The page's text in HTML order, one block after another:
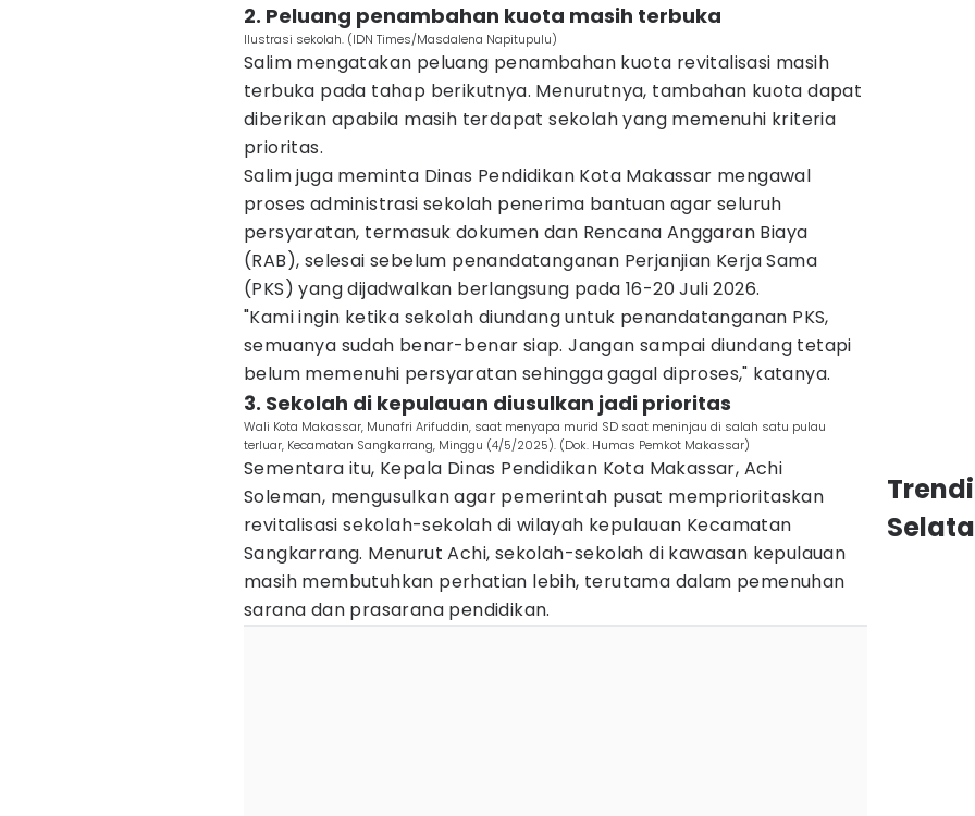
2. Peluang penambahan kuota masih terbuka
Ilustrasi sekolah. (IDN Times/Masdalena Napitupulu)
Salim mengatakan peluang penambahan kuota revitalisasi masih
terbuka pada tahap berikutnya. Menurutnya, tambahan kuota dapat
diberikan apabila masih terdapat sekolah yang memenuhi kriteria
prioritas.
Salim juga meminta Dinas Pendidikan Kota Makassar mengawal
proses administrasi sekolah penerima bantuan agar seluruh
persyaratan, termasuk dokumen dan Rencana Anggaran Biaya
(RAB), selesai sebelum penandatanganan Perjanjian Kerja Sama
(PKS) yang dijadwalkan berlangsung pada 16-20 Juli 2026.
"Kami ingin ketika sekolah diundang untuk penandatanganan PKS,
semuanya sudah benar-benar siap. Jangan sampai diundang tetapi
belum memenuhi persyaratan sehingga gagal diproses," katanya.
3. Sekolah di kepulauan diusulkan jadi prioritas
Wali Kota Makassar, Munafri Arifuddin, saat menyapa murid SD saat meninjau di salah satu pulau
terluar, Kecamatan Sangkarrang, Minggu (4/5/2025). (Dok. Humas Pemkot Makassar)
Sementara itu, Kepala Dinas Pendidikan Kota Makassar, Achi
Soleman, mengusulkan agar pemerintah pusat memprioritaskan
revitalisasi sekolah-sekolah di wilayah kepulauan Kecamatan
Sangkarrang. Menurut Achi, sekolah-sekolah di kawasan kepulauan
masih membutuhkan perhatian lebih, terutama dalam pemenuhan
sarana dan prasarana pendidikan.